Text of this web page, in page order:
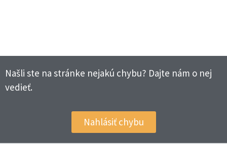
Našli ste na stránke nejakú chybu? Dajte nám o nej
vedieť.
Nahlásiť chybu